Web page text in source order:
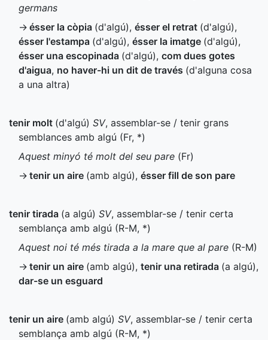
germans
→ ésser la còpia (d'algú), ésser el retrat (d'algú),
ésser l'estampa (d'algú), ésser la imatge (d'algú),
ésser una escopinada (d'algú), com dues gotes
d'aigua, no haver-hi un dit de través (d'alguna cosa
a una altra)
tenir molt (d'algú) SV, assemblar-se / tenir grans
semblances amb algú (Fr, *)
Aquest minyó té molt del seu pare (Fr)
→ tenir un aire (amb algú), ésser fill de son pare
tenir tirada (a algú) SV, assemblar-se / tenir certa
semblança amb algú (R-M, *)
Aquest noi té més tirada a la mare que al pare (R-M)
→ tenir un aire (amb algú), tenir una retirada (a algú),
dar-se un esguard
tenir un aire (amb algú) SV, assemblar-se / tenir certa
semblança amb algú (R-M, *)